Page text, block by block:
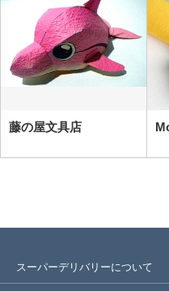
藤の屋文具店
スーパーデリバリーについて